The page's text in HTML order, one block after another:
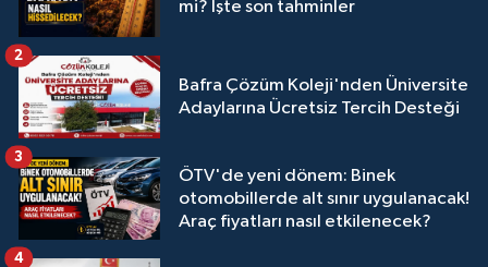
mi? İşte son tahminler
Bafra Çözüm Koleji'nden Üniversite
Adaylarına Ücretsiz Tercih Desteği
2
ÖTV'de yeni dönem: Binek
otomobillerde alt sınır uygulanacak!
Araç fiyatları nasıl etkilenecek?
3
4